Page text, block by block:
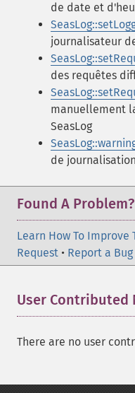
de date et
journalisateur
des requêtes
manuellement
SeasLog
de
Found A Problem?
Learn How To Improve
Request • Report a Bug
User Contributed
There are no user